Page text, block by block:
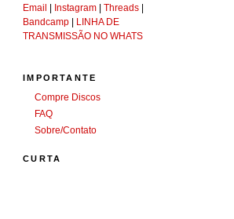
Email | Instagram |Threads |
Bandcamp | LINHA DE
TRANSMISSÃO NO WHATS
IMPORTANTE
Compre Discos
FAQ
Sobre/Contato
CURTA